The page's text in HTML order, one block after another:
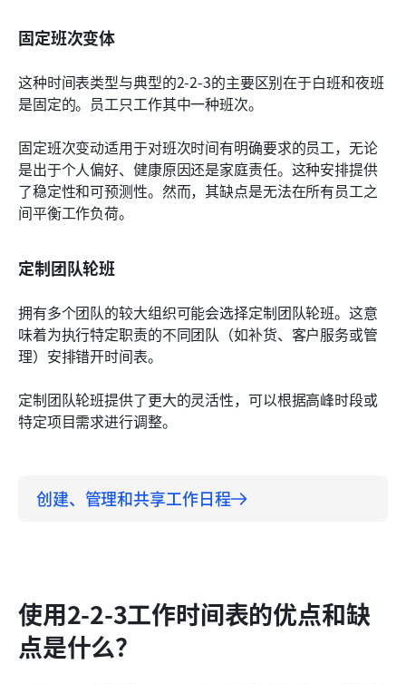
固定班次变体
这种时间表类型与典型的2-2-3的主要区别在于白班和夜班
是固定的。员工只工作其中一种班次。
固定班次变动适用于对班次时间有明确要求的员工，无论
是出于个人偏好、健康原因还是家庭责任。这种安排提供
了稳定性和可预测性。然而，其缺点是无法在所有员工之
间平衡工作负荷。
定制团队轮班
拥有多个团队的较大组织可能会选择定制团队轮班。这意
味着为执行特定职责的不同团队（如补货、客户服务或管
理）安排错开时间表。
定制团队轮班提供了更大的灵活性，可以根据高峰时段或
特定项目需求进行调整。
创建、管理和共享工作日程
使用2-2-3工作时间表的优点和缺
点是什么？